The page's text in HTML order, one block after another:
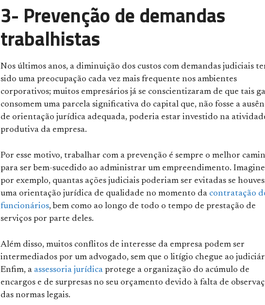
3- Prevenção de demandas
trabalhistas
Nos últimos anos, a diminuição dos custos com demandas judiciais
sido uma preocupação cada vez mais frequente nos ambientes
corporativos; muitos empresários já se conscientizaram de que tais
consomem uma parcela significativa do capital que, não fosse a
de orientação jurídica adequada, poderia estar investido na
produtiva da empresa.
Por esse motivo, trabalhar com a prevenção é sempre o melhor
para ser bem-sucedido ao administrar um empreendimento.
por exemplo, quantas ações judiciais poderiam ser evitadas se
uma orientação jurídica de qualidade no momento da contratação
funcionários, bem como ao longo de todo o tempo de prestação de
serviços por parte deles.
Além disso, muitos conflitos de interesse da empresa podem ser
intermediados por um advogado, sem que o litígio chegue ao
Enfim, a assessoria jurídica protege a organização do acúmulo de
encargos e de surpresas no seu orçamento devido à falta de
das normas legais.